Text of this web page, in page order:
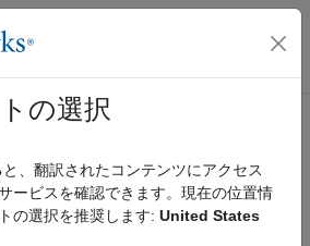
ス ナビゲーション メ
ム
the server
の選択
、翻訳されたコンテンツにアクセス
ービスを確認できます。現在の位置情
の選択を推奨します: United States